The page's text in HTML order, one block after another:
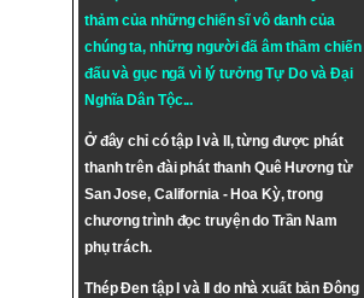
thảm của những chiến sĩ vô danh của
chúng ta, những người đã âm thầm chiến
đấu và gục ngã vì lý tưởngTự DovàĐại
Nghĩa Dân Tộc...
Ở đây chỉ có tập I và II, từng được phát
thanh trên đài phát thanh Quê Hương từ
San Jose, California - Hoa Kỳ, trong
chương trình đọc truyện do Trần Nam
phụ trách.
Thép Đen tập I và II do nhà xuất bản Đông